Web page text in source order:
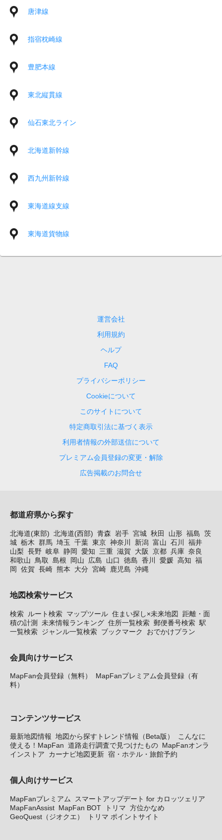
唐津線
指宿枕崎線
豊肥本線
東北縦貫線
仙石東北ライン
北海道新幹線
西九州新幹線
東海道線支線
東海道貨物線
運営会社
利用規約
ヘルプ
FAQ
プライバシーポリシー
Cookieについて
このサイトについて
特定商取引法に基づく表示
利用者情報の外部送信について
プレミアム会員登録の変更・解除
広告掲載のお問合せ
都道府県から探す
北海道(東部) 北海道(西部) 青森 岩手 宮城 秋田 山形 福島 茨
城 栃木 群馬 埼玉 千葉 東京 神奈川 新潟 富山 石川
福井
山梨 長野 岐阜 静岡 愛知 三重 滋賀 大阪 京都 兵庫 奈良
和歌山
鳥取 島根 岡山 広島 山口 徳島 香川 愛媛 高知 福
岡
佐賀 長崎 熊本 大分 宮崎 鹿児島 沖縄
地図検索サービス
検索 ルート検索 マップツール 住まい探し×未来地図
距離・面
積の計測 未来情報ランキング 住所一覧検索 郵便番号検索 駅
一覧検索 ジャンル一覧検索 ブックマーク おでかけプラン
会員向けサービス
MapFan会員登録（無料）
MapFanプレミアム会員登録（有
料）
コンテンツサービス
最新地図情報 地図から探すトレンド情報（Beta版）
こんなに
使える！MapFan 道路走行調査で見つけたもの MapFanオンラ
インストア
カーナビ地図更新 宿・ホテル・旅館予約
個人向けサービス
MapFanプレミアム
スマートアップデート for カロッツェリア
MapFanAssist MapFan BOT トリマ 方位かなめ
GeoQuest（ジオクエ）
トリマ ポイントサイト